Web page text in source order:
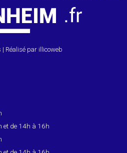
| Réalisé par illicoweb
et de 14h à 16h